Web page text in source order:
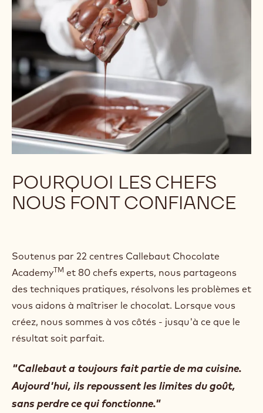
POURQUOI LES CHEFS
NOUS FONT CONFIANCE
Soutenus par 22 centres Callebaut Chocolate
AcademyTM et 80 chefs experts, nous partageons
des techniques pratiques, résolvons les problèmes et
vous aidons à maîtriser le chocolat. Lorsque vous
créez, nous sommes à vos côtés - jusqu'à ce que le
résultat soit parfait.
Callebaut a toujours fait partie de ma cuisine.
Aujourd'hui, ils repoussent les limites du goût,
sans perdre ce qui fonctionne.